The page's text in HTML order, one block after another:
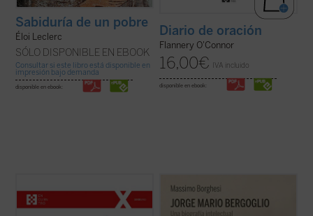
Sabiduría de un pobre
Éloi Leclerc
SÓLO DISPONIBLE EN EBOOK
Consultar si este libro está disponible en
impresión bajo demanda
disponible en ebook:
Diario de oración
Flannery O'Connor
16,00€ IVA incluido
disponible en ebook:
vaticanista Andrea Tornielli, Julián Carrón --
responsable de Comunión y Liberación
Se presenta por primera vez al lector una
exposición y un análisis detallado de la
formación intelectual de Jorge Mario
Bergoglio, lo que permite comprender la